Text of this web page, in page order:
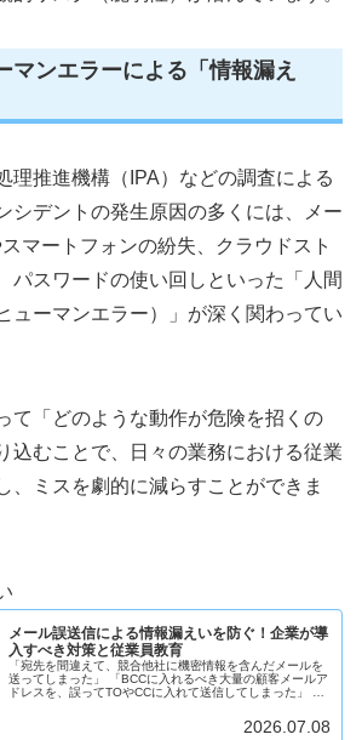
ンエラーによる「情報漏え
理推進機構（IPA）などの調査による
シデントの発生原因の多くには、メー
マートフォンの紛失、クラウドスト
パスワードの使い回しといった「人間
ューマンエラー）」が深く関わってい
て「どのような動作が危険を招くの
込むことで、日々の業務における従業
、ミスを劇的に減らすことができま
メール誤送信による情報漏えいを防ぐ！企業が導
入すべき対策と従業員教育
「宛先を間違えて、競合他社に機密情報を含んだメールを
送ってしまった」 「BCCに入れるべき大量の顧客メールア
ドレスを、誤ってTOやCCに入れて送信してしまった」 企
2026.07.08